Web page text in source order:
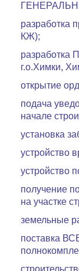
разработка
КЖ);
разработка
г.о.Химки,
открытие
подача
начале
установка
устройство
устройство
получение
на участке
земельные
поставка